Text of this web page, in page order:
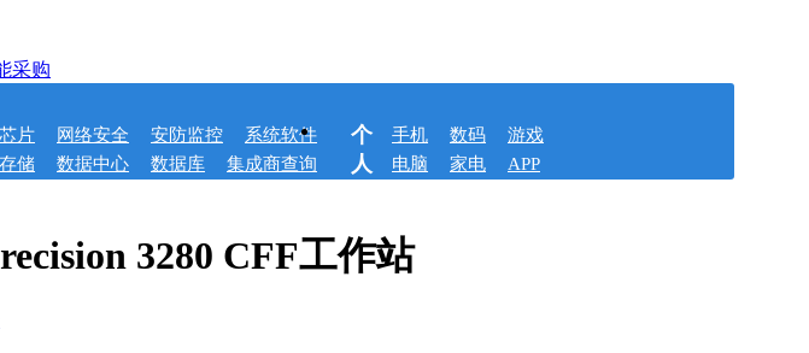
采购
片 网络安全 安防监控
系统软件
储 数据中心 数据库 集成商查询
个
人
手机 数码
游戏
电脑
家电 APP
3280 CFF工作站